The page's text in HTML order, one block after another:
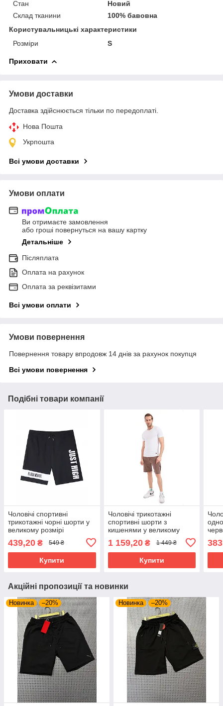
Стан
Новий
Склад тканини
100% бавовна
Користувальницькі характеристики
Розміри
S
Приховати
Умови доставки
Доставка здійснюється тільки по передоплаті.
Нова Пошта
Укрпошта
Всі умови доставки
Умови оплати
Ви отримаєте замовлення
або гроші повернуться на вашу картку
Детальніше
Післяплата
Оплата на рахунок
Оплата за реквізитами
Всі умови оплати
Умови повернення
Повернення товару впродовж 14 днів за рахунок покупця
Всі умови повернення
Подібні товари компанії
Чоловічі спортивні
трикотажні чорні шорти у
великому розмірі
439,20 ₴ 549 ₴
Купити
Чоловічі трикотажні
спортивні шорти з
кишенями у великому
1 159,20₴ 1 449 ₴
Купити
Акційні пропозиції та новинки
Новинка –20% Новинка –20%